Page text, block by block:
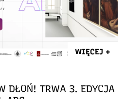
WIĘCEJ +
DŁOŃ! TRWA 3. EDYCJA